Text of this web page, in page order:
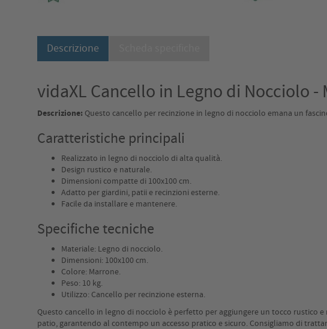
Descrizione
vidaXL Cancello in Legno di Nocciolo -
Descrizione: Questo cancello per recinzione in legno di nocciolo emana un
Caratteristiche principali
Realizzato in legno di nocciolo di alta qualità.
Design rustico e naturale.
Dimensioni compatte di 100x100 cm.
Adatto per giardini, patii e recinzioni esterne.
Facile da installare e mantenere.
Specifiche tecniche
Materiale: Legno di nocciolo.
Dimensioni: 100x100 cm.
Colore: Marrone.
Peso: 10 kg.
Utilizzo: Cancello per recinzione esterna.
Questo cancello in legno di nocciolo è perfetto per aggiungere un tocco rustico
patio, garantendo al contempo un accesso pratico e sicuro. Consigliamo di